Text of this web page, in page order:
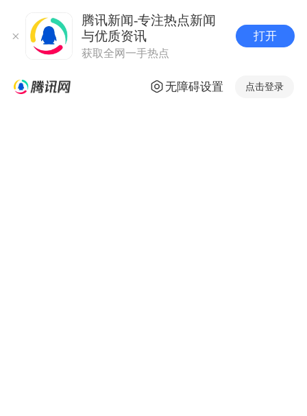
腾讯新闻-专注热点新闻
与优质资讯
获取全网一手热点
打开
无障碍设置 点击登录